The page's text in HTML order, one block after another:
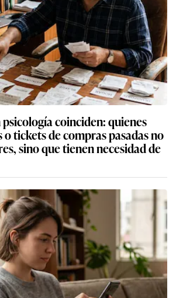
coinciden: quienes
tickets de compras pasadas no
sino que tienen necesidad de